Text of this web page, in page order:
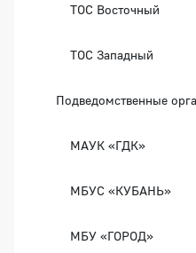
ТОС Восточный
ТОС Западный
Подведомственные
МАУК «ГДК»
МБУС «КУБАНЬ»
МБУ «ГОРОД»